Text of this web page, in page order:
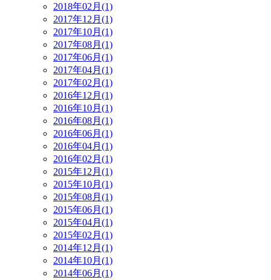
2018年02月(1)
2017年12月(1)
2017年10月(1)
2017年08月(1)
2017年06月(1)
2017年04月(1)
2017年02月(1)
2016年12月(1)
2016年10月(1)
2016年08月(1)
2016年06月(1)
2016年04月(1)
2016年02月(1)
2015年12月(1)
2015年10月(1)
2015年08月(1)
2015年06月(1)
2015年04月(1)
2015年02月(1)
2014年12月(1)
2014年10月(1)
2014年06月(1)